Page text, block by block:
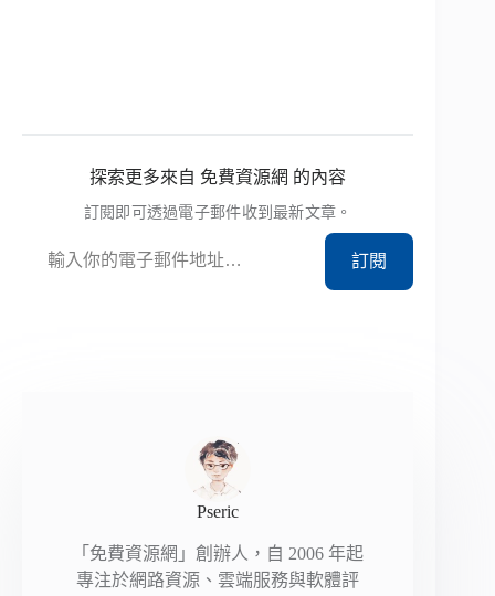
探索更多來自 免費資源網 的內容
訂閱即可透過電子郵件收到最新文章。
訂閱
Pseric
「免費資源網」創辦人，自 2006 年起
專注於網路資源、雲端服務與軟體評